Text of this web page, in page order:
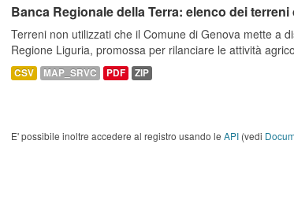
Banca Regionale della Terra: elenco dei
Terreni non utilizzati che il Comune di Genova mette a
Regione Liguria, promossa per rilanciare le attività
CSV MAP_SRVC PDF ZIP
E' possibile inoltre accedere al registro usando le API (vedi